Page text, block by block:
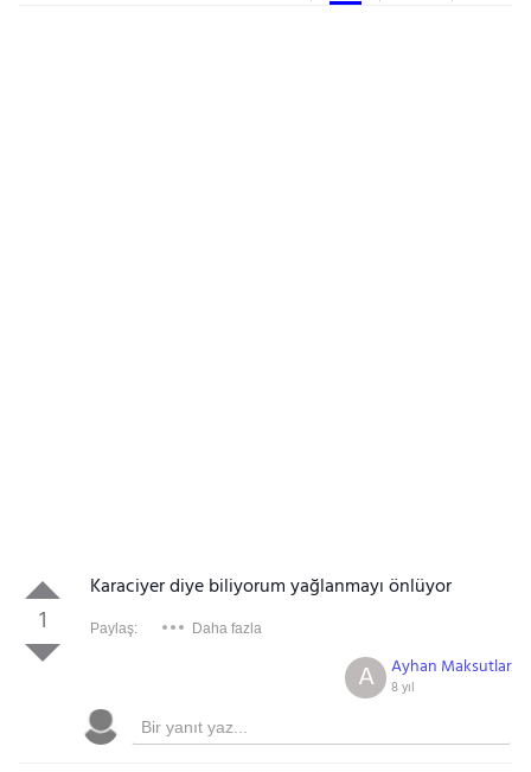
1
Karaciyer diye biliyorum yağlanmayı önlüyor
Paylaş: Daha fazla
Ayhan Maksutlar
8 yıl
A